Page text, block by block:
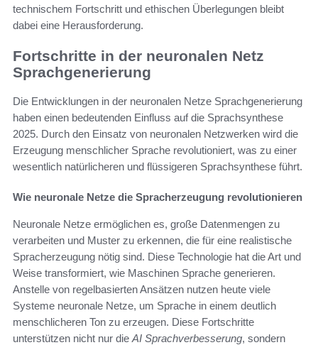
technischem Fortschritt und ethischen Überlegungen bleibt
dabei eine Herausforderung.
Fortschritte in der neuronalen Netz
Sprachgenerierung
Die Entwicklungen in der neuronalen Netze Sprachgenerierung
haben einen bedeutenden Einfluss auf die Sprachsynthese
2025. Durch den Einsatz von neuronalen Netzwerken wird die
Erzeugung menschlicher Sprache revolutioniert, was zu einer
wesentlich natürlicheren und flüssigeren Sprachsynthese führt.
Wie neuronale Netze die Spracherzeugung revolutionieren
Neuronale Netze ermöglichen es, große Datenmengen zu
verarbeiten und Muster zu erkennen, die für eine realistische
Spracherzeugung nötig sind. Diese Technologie hat die Art und
Weise transformiert, wie Maschinen Sprache generieren.
Anstelle von regelbasierten Ansätzen nutzen heute viele
Systeme neuronale Netze, um Sprache in einem deutlich
menschlicheren Ton zu erzeugen. Diese Fortschritte
unterstützen nicht nur die AI Sprachverbesserung, sondern